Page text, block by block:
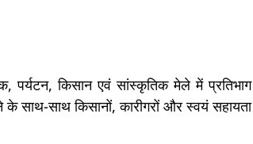
पर्यटन, किसान एवं सांस्कृतिक मेले में प्रतिभाग
साथ-साथ किसानों, कारीगरों और स्वयं सहायता